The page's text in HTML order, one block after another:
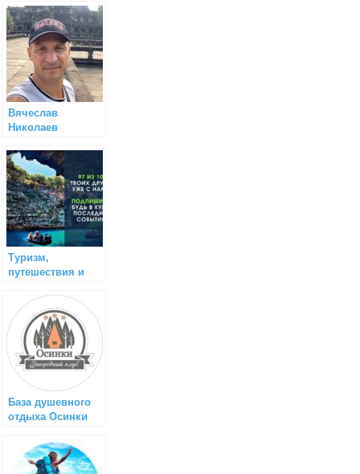
Вячеслав
Николаев
Туризм,
путешествия и
База душевного
отдыха Осинки